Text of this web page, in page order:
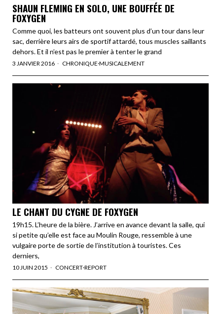
SHAUN FLEMING EN SOLO, UNE BOUFFÉE DE
FOXYGEN
Comme quoi, les batteurs ont souvent plus d’un tour dans leur
sac, derrière leurs airs de sportif attardé, tous muscles saillants
dehors. Et il n’est pas le premier à tenter le grand
3 JANVIER 2016 CHRONIQUE·MUSICALEMENT
LE CHANT DU CYGNE DE FOXYGEN
19h15. L’heure de la bière. J’arrive en avance devant la salle, qui
si petite qu’elle est face au Moulin Rouge, ressemble à une
vulgaire porte de sortie de l’institution à touristes. Ces
derniers,
10 JUIN 2015 CONCERT·REPORT